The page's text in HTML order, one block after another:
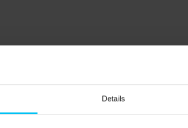
Details
lejeperioden.
ved sommerhuset.